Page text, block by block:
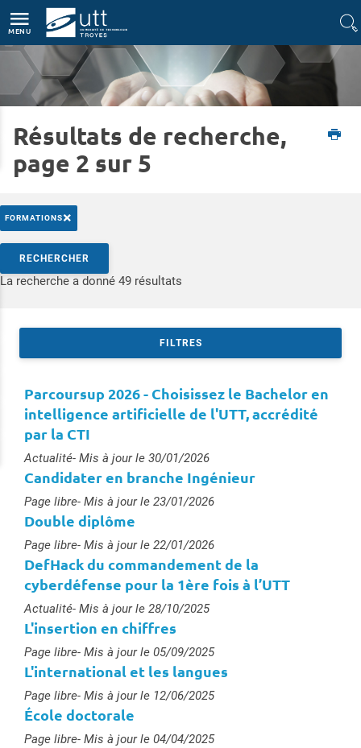
MENU
Accueil Formations Formation continue
Résultats de recherche,
page 2 sur 5
FORMATIONS×
Rechercher par mots-clés
RECHERCHER
La recherche a donné 49 résultats
FILTRES
Parcoursup 2026 - Choisissez le Bachelor en
intelligence artificielle de l'UTT, accrédité
par la CTI
Type :
Actualité- Mis à jour le 30/01/2026
Candidater en branche Ingénieur
Type :
Page libre- Mis à jour le 23/01/2026
Double diplôme
Type :
Page libre- Mis à jour le 22/01/2026
DefHack du commandement de la
cyberdéfense pour la 1ère fois à l’UTT
Type :
Actualité- Mis à jour le 28/10/2025
L'insertion en chiffres
Type :
Page libre- Mis à jour le 05/09/2025
L'international et les langues
Type :
Page libre- Mis à jour le 12/06/2025
École doctorale
Type :
Page libre- Mis à jour le 04/04/2025